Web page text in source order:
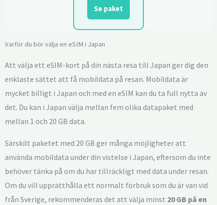
Se paket
Varför du bör välja en eSIM i Japan
Att välja ett eSIM-kort på din nästa resa till Japan ger dig den
enklaste sättet att få mobildata på resan. Mobildata är
mycket billigt i Japan och med en eSIM kan du ta full nytta av
det. Du kan i Japan välja mellan fem olika datapaket med
mellan 1 och 20 GB data.
Särskilt paketet med 20 GB ger många möjligheter att
använda mobildata under din vistelse i Japan, eftersom du inte
behöver tänka på om du har tillräckligt med data under resan.
Om du vill upprätthålla ett normalt förbruk som du är van vid
från Sverige, rekommenderas det att välja minst 20 GB på en